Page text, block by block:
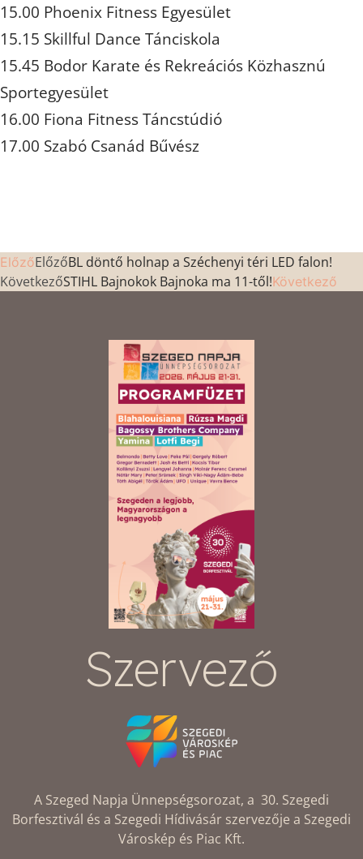
15.00 Phoenix Fitness Egyesület
15.15 Skillful Dance Tánciskola
15.45 Bodor Karate és Rekreációs Közhasznú
Sportegyesület
16.00 Fiona Fitness Táncstúdió
17.00 Szabó Csanád Bűvész
ElőzőElőzőBL döntő holnap a Széchenyi téri LED falon!
KövetkezőSTIHL Bajnokok Bajnoka ma 11-től!Következő
Szervező
A Szeged Napja Ünnepségsorozat, a 30. Szegedi
Borfesztivál és a Szegedi Hídivásár szervezője a Szegedi
Városkép és Piac Kft.